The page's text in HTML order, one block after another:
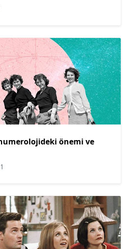
önemi ve